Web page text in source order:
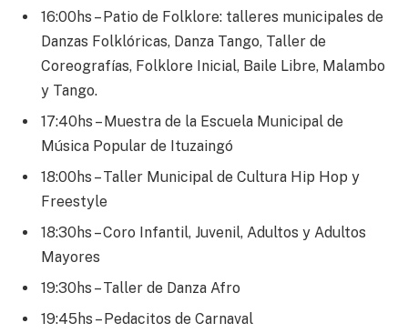
16:00hs – Patio de Folklore: talleres municipales de
Danzas Folklóricas, Danza Tango, Taller de
Coreografías, Folklore Inicial, Baile Libre, Malambo
y Tango.
17:40hs – Muestra de la Escuela Municipal de
Música Popular de Ituzaingó
18:00hs – Taller Municipal de Cultura Hip Hop y
Freestyle
18:30hs – Coro Infantil, Juvenil, Adultos y Adultos
Mayores
19:30hs – Taller de Danza Afro
19:45hs – Pedacitos de Carnaval